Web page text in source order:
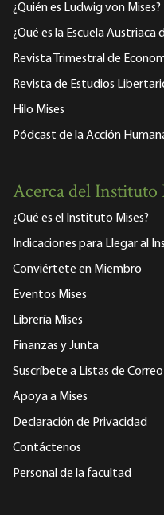
¿Quién es Ludwig von Mises?
¿Qué es la Escuela Austriaca
Revista Trimestral de
Revista de Estudios
Hilo Mises
Pódcast de la Acción
Acerca del Instituto
¿Qué es el Instituto Mises?
Indicaciones para Llegar al
Conviértete en Miembro
Eventos Mises
Librería Mises
Finanzas y Junta
Suscríbete a Listas de
Apoya a Mises
Declaración de Privacidad
Contáctenos
Personal de la facultad